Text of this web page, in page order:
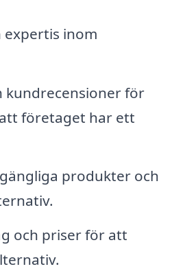
expertis inom
kundrecensioner för
företaget har ett
produkter och
och priser för att